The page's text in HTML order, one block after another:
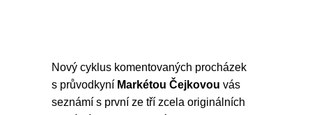
Nový cyklus komentovaných procházek
s průvodkyní Markétou Čejkovou vás
seznámí s první ze tří zcela originálních